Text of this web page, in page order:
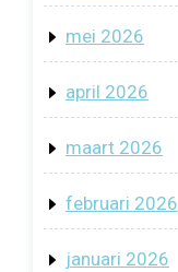
mei 2026
april 2026
maart 2026
februari 2026
januari 2026